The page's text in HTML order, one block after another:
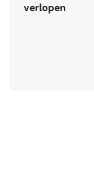
verlopen